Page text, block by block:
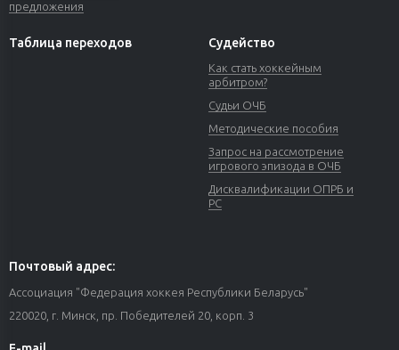
предложения
Таблица переходов Судейство
Как стать хоккейным
арбитром?
Судьи ОЧБ
Методические пособия
Запрос на рассмотрение
игрового эпизода в ОЧБ
Дисквалификации ОПРБ и
РС
Почтовый адрес:
Ассоциация "Федерация хоккея Республики Беларусь"
220020, г. Минск, пр. Победителей 20, корп. 3